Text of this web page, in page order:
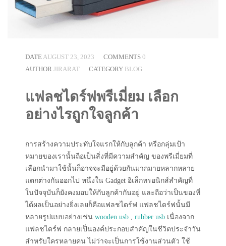
DATEAUGUST 23, 2023 COMMENTS 0
AUTHOR JIRARAT CATEGORY BLOG
แฟลชไดร์ฟพรีเมี่ยม เลือก
อย่างไรถูกใจลูกค้า
การสร้างความประทับใจแรกให้กับลูกค้า หรือกลุ่มเป้า
หมายของเรานั้นถือเป็นสิ่งที่มีความสำคัญ ของพรีเมี่ยมที่
เลือกนำมาใช้นั้นก็อาจจะมีอยู่ด้วยกันมากมายหลากหลาย
แตกต่างกันออกไป หนึ่งใน Gadget อิเล็กทรอนิกส์สำคัญที่
ในปัจจุบันก็ยังคงมอบให้กับลูกค้ากันอยู่ และถือว่าเป็นของที่
ได้ผลเป็นอย่างยิ่งเลยก็คือแฟลชไดร์ฟ แฟลชไดร์ฟนั้นมี
หลายรูปแบบอย่างเช่น wooden usb , rubber usb เนื่องจาก
แฟลชไดร์ฟ กลายเป็นองค์ประกอบสำคัญในชีวิตประจำวัน
สำหรับใครหลายคน ไม่ว่าจะเป็นการใช้งานส่วนตัว ใช้